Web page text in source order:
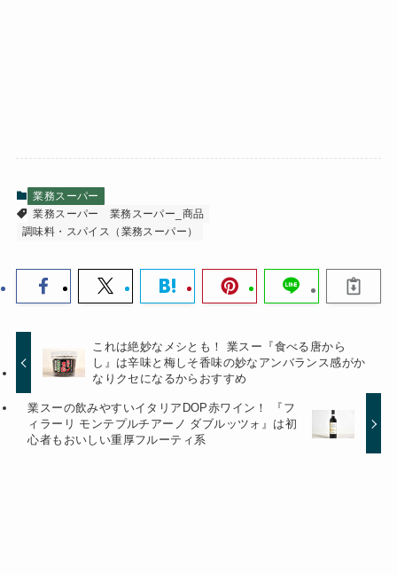
業務スーパー
業務スーパー
業務スーパー_商品
調味料・スパイス（業務スーパー）
これは絶妙なメシとも！ 業スー『食べる唐から
し』は辛味と梅しそ香味の妙なアンバランス感がか
なりクセになるからおすすめ
業スーの飲みやすいイタリアDOP赤ワイン！ 『フ
ィラーリ モンテプルチアーノ ダブルッツォ』は初
心者もおいしい重厚フルーティ系